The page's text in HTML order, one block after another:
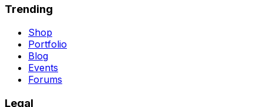
Trending
Shop
Portfolio
Blog
Events
Forums
Legal